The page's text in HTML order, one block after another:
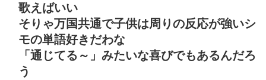
歌えばいい
そりゃ万国共通で子供は周りの反応が強いシ
モの単語好きだわな
「通じてる～」みたいな喜びでもあるんだろ
う